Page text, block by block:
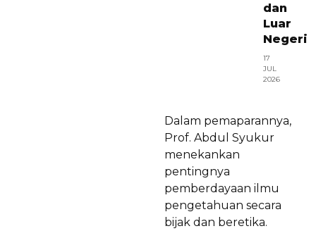
dan
Luar
Negeri
17
JUL
2026
Dalam pemaparannya,
Prof. Abdul Syukur
menekankan
pentingnya
pemberdayaan ilmu
pengetahuan secara
bijak dan beretika.